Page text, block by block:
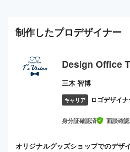
制作したプロデザイナー
Design Office
三木 智博
キャリア ロゴデザイ
身分証確認済 面談確
オリジナルグッズショップでのデザ